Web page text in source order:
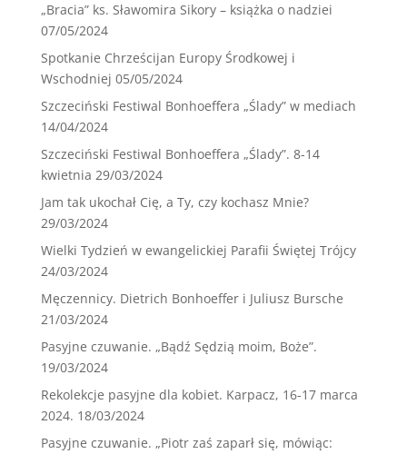
„Bracia” ks. Sławomira Sikory – książka o nadziei
07/05/2024
Spotkanie Chrześcijan Europy Środkowej i
Wschodniej 05/05/2024
Szczeciński Festiwal Bonhoeffera „Ślady” w mediach
14/04/2024
Szczeciński Festiwal Bonhoeffera „Ślady”. 8-14
kwietnia 29/03/2024
Jam tak ukochał Cię, a Ty, czy kochasz Mnie?
29/03/2024
Wielki Tydzień w ewangelickiej Parafii Świętej Trójcy
24/03/2024
Męczennicy. Dietrich Bonhoeffer i Juliusz Bursche
21/03/2024
Pasyjne czuwanie. „Bądź Sędzią moim, Boże”.
19/03/2024
Rekolekcje pasyjne dla kobiet. Karpacz, 16-17 marca
2024. 18/03/2024
Pasyjne czuwanie. „Piotr zaś zaparł się, mówiąc: